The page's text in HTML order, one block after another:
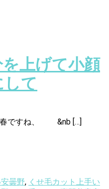
上げて小顔
て
すね、 &nb […]
曇野, くせ毛カット上手い